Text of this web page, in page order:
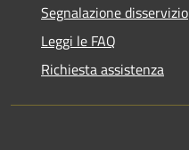
Segnalazione disservizio
Leggi le FAQ
Richiesta assistenza